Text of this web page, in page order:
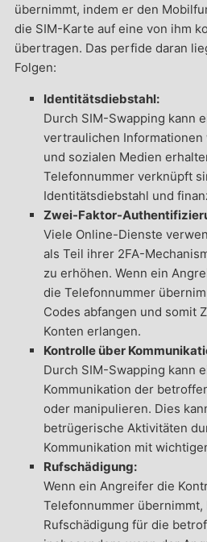
übernimmt, indem er den
die SIM-Karte auf eine von ihm
übertragen. Das perfide daran
Folgen:
Identitätsdiebstahl:
Durch SIM-Swapping kann
vertraulichen Informationen
und sozialen Medien
Telefonnummer verknüpft
Identitätsdiebstahl und
Zwei-Faktor-
Viele Online-Dienste
als Teil ihrer 2FA-
zu erhöhen. Wenn ein
die Telefonnummer
Codes abfangen und somit
Konten erlangen.
Kontrolle über
Durch SIM-Swapping kann
Kommunikation der
oder manipulieren. Dies
betrügerische Aktivitäten
Kommunikation mit
Rufschädigung:
Wenn ein Angreifer die
Telefonnummer
Rufschädigung für die